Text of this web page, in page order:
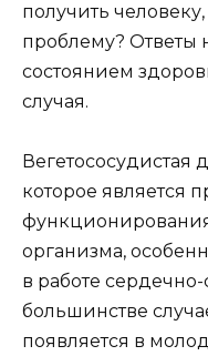
получить
проблему? Ответы
состоянием
случая.
Вегетососудистая
которое является
организма,
в работе
большинстве
появляется в